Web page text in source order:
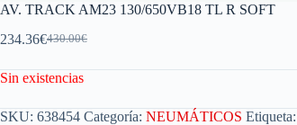
AV. TRACK AM23 130/650VB18 TL R SOFT
430.00€
234.36€
Sin existencias
SKU: 638454 Categoría: NEUMÁTICOS Etiqueta: